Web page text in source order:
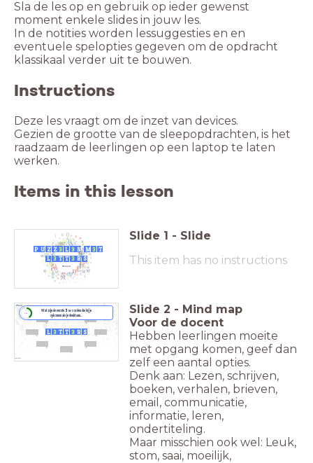
Sla de les op en gebruik op ieder gewenst
moment enkele slides in jouw les.
In de notities worden lessuggesties en en
eventuele spelopties gegeven om de opdracht
klassikaal verder uit te bouwen.
Instructions
Deze les vraagt om de inzet van devices.
Gezien de grootte van de sleepopdrachten, is het
raadzaam de leerlingen op een laptop te laten
werken.
Items in this lesson
08 - 15 september 2024
L 3 T T 3 R S
Z Z M
3 3 T
U N
P L 3
Slide 1 - Slide
This item has no instructions
L 3 T T 3 R S
2:00
Wat zijn de eerste 5woorden die bij je
opkomenalsje denkt aan... Slide 2 - Mind map
Voor de docent
Hebben leerlingen moeite
met opgang komen, geef dan
zelf een aantal opties.
Denk aan: Lezen, schrijven,
boeken, verhalen, brieven,
email, communicatie,
informatie, leren,
ondertiteling.
Maar misschien ook wel: Leuk,
stom, saai, moeilijk,